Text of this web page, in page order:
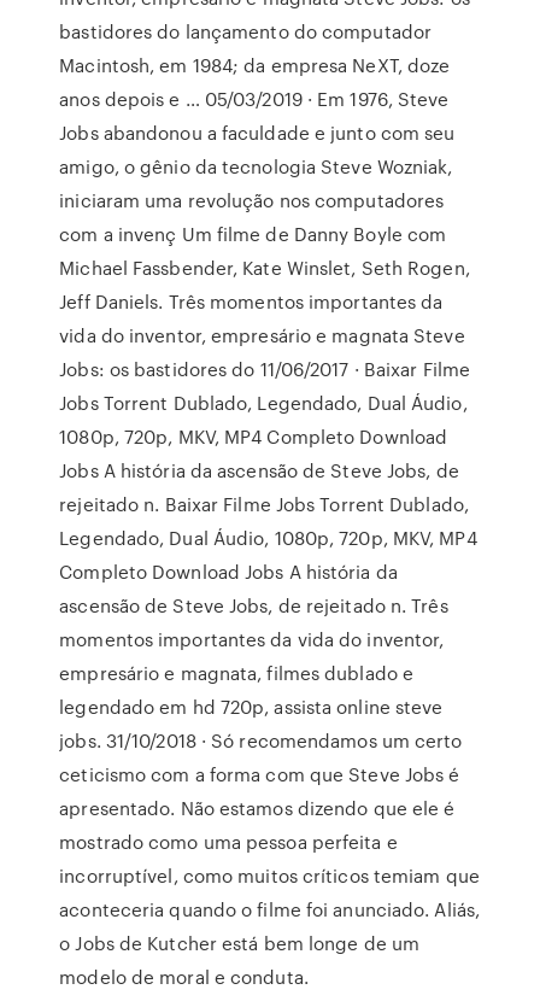
bastidores do lançamento do computador
Macintosh, em 1984; da empresa NeXT, doze
anos depois e … 05/03/2019 · Em 1976, Steve
Jobs abandonou a faculdade e junto com seu
amigo, o gênio da tecnologia Steve Wozniak,
iniciaram uma revolução nos computadores
com a invenç Um filme de Danny Boyle com
Michael Fassbender, Kate Winslet, Seth Rogen,
Jeff Daniels. Três momentos importantes da
vida do inventor, empresário e magnata Steve
Jobs: os bastidores do 11/06/2017 · Baixar Filme
Jobs Torrent Dublado, Legendado, Dual Áudio,
1080p, 720p, MKV, MP4 Completo Download
Jobs A história da ascensão de Steve Jobs, de
rejeitado n. Baixar Filme Jobs Torrent Dublado,
Legendado, Dual Áudio, 1080p, 720p, MKV, MP4
Completo Download Jobs A história da
ascensão de Steve Jobs, de rejeitado n. Três
momentos importantes da vida do inventor,
empresário e magnata, filmes dublado e
legendado em hd 720p, assista online steve
jobs. 31/10/2018 · Só recomendamos um certo
ceticismo com a forma com que Steve Jobs é
apresentado. Não estamos dizendo que ele é
mostrado como uma pessoa perfeita e
incorruptível, como muitos críticos temiam que
aconteceria quando o filme foi anunciado. Aliás,
o Jobs de Kutcher está bem longe de um
modelo de moral e conduta.